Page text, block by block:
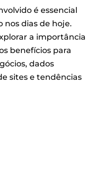
é essencial
nos dias de hoje.
a importância
benefícios para
dados
sites e tendências